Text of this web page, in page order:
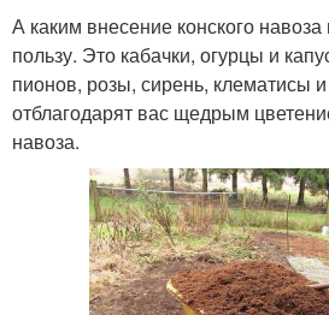
А каким внесение конского навоза
пользу. Это кабачки, огурцы и
пионов, розы, сирень, клематисы
отблагодарят вас щедрым
навоза.